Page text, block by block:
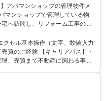
へ訪問し、リフォーム工事の打
び込み等の営業業務は一切な
す。＊私有車を借り上げて使用
「敷金・礼金・仲介料ゼロ」の
提案業務
クセル基本操作（文字、数値入力
買のご経験 【キャリアパス】・
、売買まで不動産に関わる事業
献のため、ノーザンハピネッツ
ポンサーや寄付を実施していま